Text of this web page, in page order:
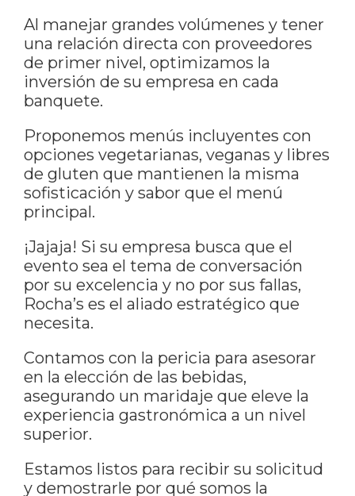
Al manejar grandes volúmenes y tener
una relación directa con proveedores
de primer nivel, optimizamos la
inversión de su empresa en cada
banquete.
Proponemos menús incluyentes con
opciones vegetarianas, veganas y libres
de gluten que mantienen la misma
sofisticación y sabor que el menú
principal.
¡Jajaja! Si su empresa busca que el
evento sea el tema de conversación
por su excelencia y no por sus fallas,
Rocha’s es el aliado estratégico que
necesita.
Contamos con la pericia para asesorar
en la elección de las bebidas,
asegurando un maridaje que eleve la
experiencia gastronómica a un nivel
superior.
Estamos listos para recibir su solicitud
y demostrarle por qué somos la